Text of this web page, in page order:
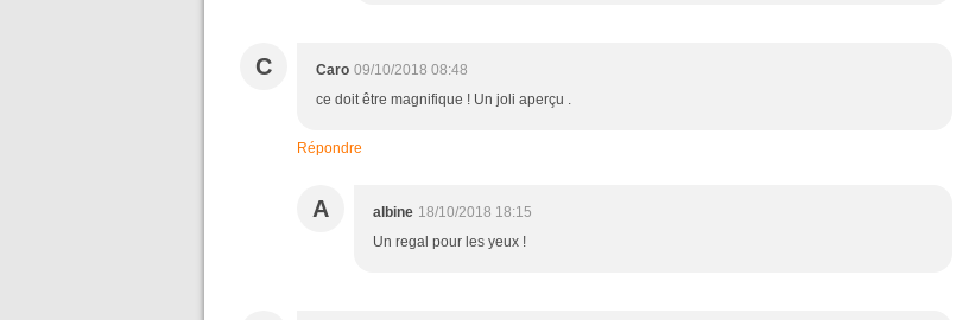
C Caro 09/10/2018 08:48
ce doit être magnifique ! Un joli aperçu .
Répondre
A albine 18/10/2018 18:15
Un regal pour les yeux !